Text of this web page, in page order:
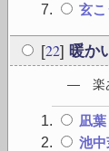
玄こ
[22] 暖か
― 楽
凪葉
池